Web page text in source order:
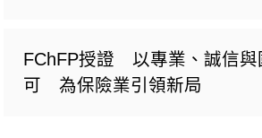
FChFP授證 以專業、誠信與
可 為保險業引領新局